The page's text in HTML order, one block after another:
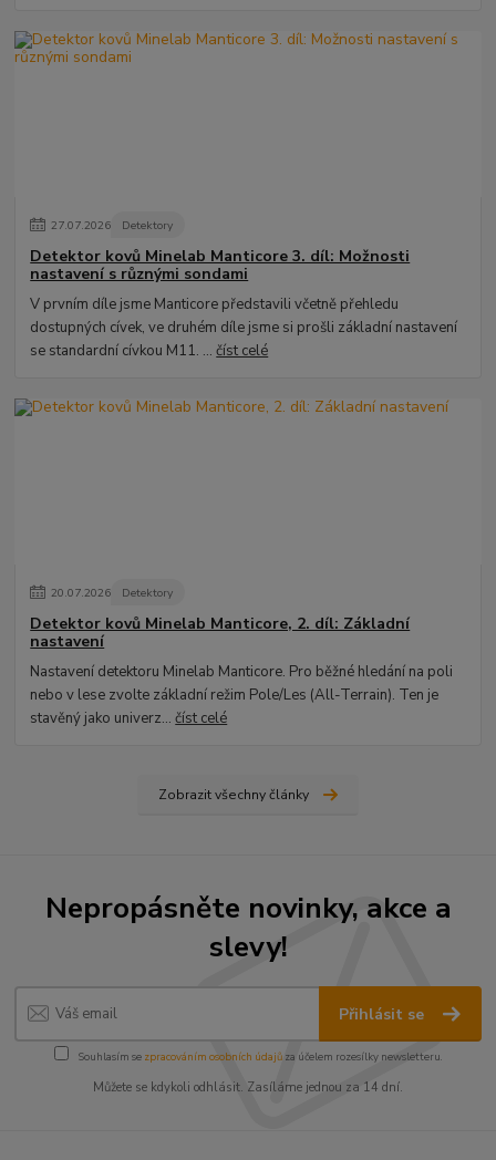
27.07.2026 Detektory
Detektor kovů Minelab Manticore 3. díl: Možnosti
nastavení s různými sondami
V prvním díle jsme Manticore představili včetně přehledu
dostupných cívek, ve druhém díle jsme si prošli základní nastavení
se standardní cívkou M11. ...číst celé
20.07.2026 Detektory
Detektor kovů Minelab Manticore, 2. díl: Základní
nastavení
Nastavení detektoru Minelab Manticore. Pro běžné hledání na poli
nebo v lese zvolte základní režim Pole/Les (All-Terrain). Ten je
stavěný jako univerz...číst celé
Zobrazit všechny články
Nepropásněte novinky, akce a
slevy!
Přihlásit se
Souhlasím se zpracováním osobních údajůza účelem rozesílky newsletteru.
Můžete se kdykoli odhlásit. Zasíláme jednou za 14 dní.